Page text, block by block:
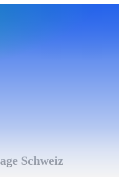
Schweiz